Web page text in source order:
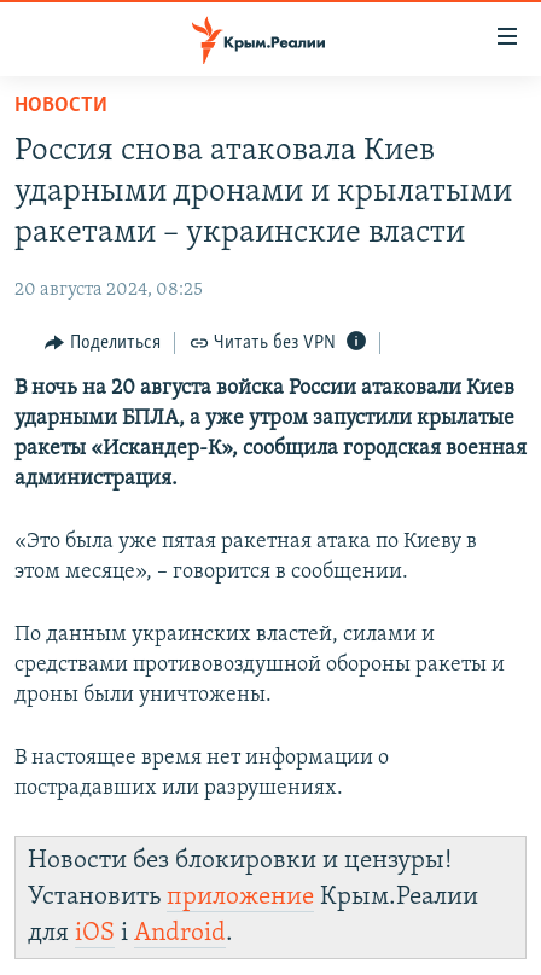
Вернуться
основному
содержанию
Вернутся
главной
навигации
Вернутся
поиску
11 ЛЕТ ОККУПАЦИИ КРЫМА. 11 ИСТОРИЙ СОПРОТИВЛЕНИЯ
ВОДА
ЕЩЕ
ИНТЕРАКТИВ
ИНФОГРАФИКА
ТЕЛЕПРОЕКТ КРЫМ.РЕАЛИИ
СОВЕТЫ ПРАВОЗАЩИТНИКОВ
ПОБЕДИТЕЛЕЙ НЕ СУДЯТ?
УКРАИНСКАЯ ПРОБЛЕМА КРЫМА
РАДІО СВОБОДА
КАК ОБОЙТИ БЛОКИРОВКУ
Українською
Qırımtatar
НОВОСТИ
Россия снова атаковала Киев
ударными дронами и крылатыми
ракетами – украинские власти
20 августа 2024, 08:25
Поделиться Читать без VPN
В ночь на 20 августа войска России атаковали Киев
ударными БПЛА, а уже утром запустили крылатые
ракеты «Искандер-К», сообщила городская военная
администрация.
«Это была уже пятая ракетная атака по Киеву в
этом месяце», – говорится в сообщении.
По данным украинских властей, силами и
средствами противовоздушной обороны ракеты и
дроны были уничтожены.
В настоящее время нет информации о
пострадавших или разрушениях.
Новости без блокировки и цензуры!
Установить приложение Крым.Реалии
для iOS і Android.